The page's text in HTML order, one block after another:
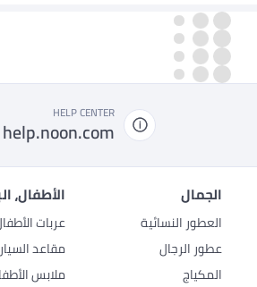
HELP CENTER
help.noon.com
الجمال
العطور النسائية
عطور الرجال
المكياج
الأطفال،
عربات
مقاعد
ملابس